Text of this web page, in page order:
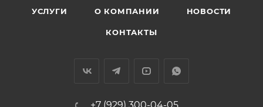
Параметры:
Диаметр поршня: 86 мм
УСЛУГИ О КОМПАНИИ НОВОСТИ
КОНТАКТЫ